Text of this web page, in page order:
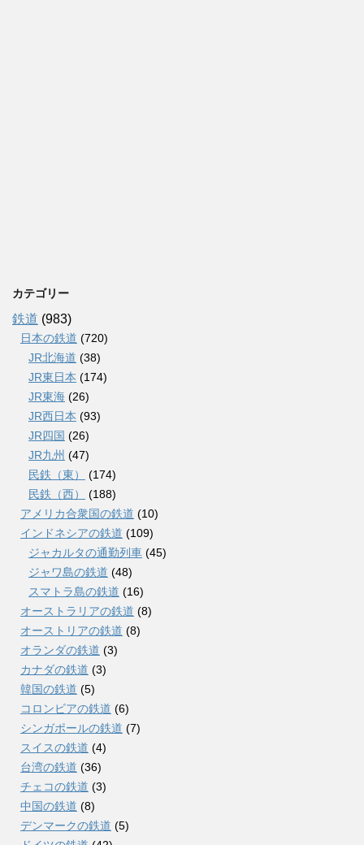
カテゴリー
鉄道 (983)
日本の鉄道 (720)
JR北海道 (38)
JR東日本 (174)
JR東海 (26)
JR西日本 (93)
JR四国 (26)
JR九州 (47)
民鉄（東）
(174)
民鉄（西）
(188)
アメリカ合衆国の鉄道 (10)
インドネシアの鉄道 (109)
ジャカルタの通勤列車 (45)
ジャワ島の鉄道 (48)
スマトラ島の鉄道 (16)
オーストラリアの鉄道 (8)
オーストリアの鉄道 (8)
オランダの鉄道 (3)
カナダの鉄道 (3)
韓国の鉄道 (5)
コロンビアの鉄道 (6)
シンガポールの鉄道 (7)
スイスの鉄道 (4)
台湾の鉄道 (36)
チェコの鉄道 (3)
中国の鉄道 (8)
デンマークの鉄道 (5)